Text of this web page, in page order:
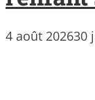
4 août 202630